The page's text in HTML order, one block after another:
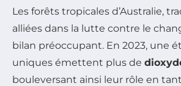
Les forêts tropicales d’Australie,
alliées dans la lutte contre le
bilan préoccupant. En 2023, une
uniques émettent plus de
bouleversant ainsi leur rôle en